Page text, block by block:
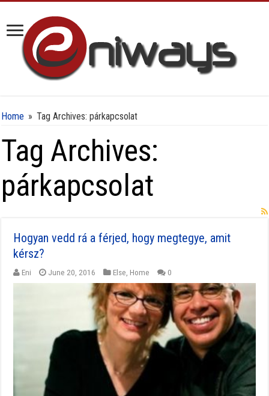
Home » Tag Archives: párkapcsolat
Tag Archives:
párkapcsolat
Hogyan vedd rá a férjed, hogy megtegye, amit
kérsz?
Eni June 20, 2016 Else Home 0